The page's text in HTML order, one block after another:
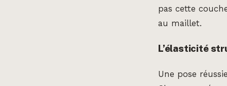
pas cette
au maillet.
L’élasticité
Une pose